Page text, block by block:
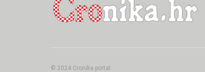
© 2024 Cronika portal